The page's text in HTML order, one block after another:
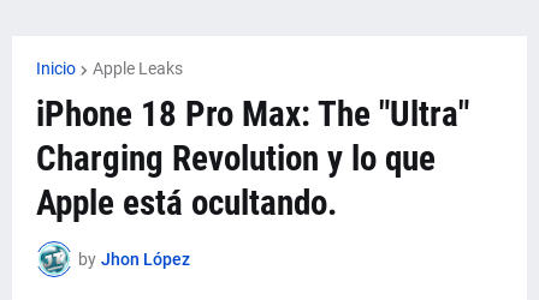
Inicio Apple Leaks
iPhone 18 Pro Max: The "Ultra"
Charging Revolution y lo que
Apple está ocultando.
by Jhon López